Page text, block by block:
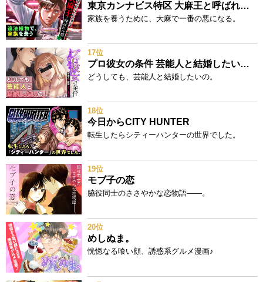
東京カンナビス特区 大麻王と呼ばれた男
家族を養うために、大麻で一番の悪になる。
17位
プロ彼女の条件 芸能人と結婚したい女たち
どうしても、芸能人と結婚したいの。
18位
今日からCITY HUNTER
転生したらシティーハンターの世界でした。
19位
モブ子の恋
脇役同士のささやかな恋物語――。
20位
めしぬま。
恍惚なる喰い顔、誘惑系グルメ漫画♪